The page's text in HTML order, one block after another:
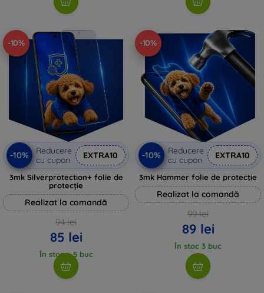
-10%
-10%
Reducere
cu cupon
EXTRA10
3mk Silverprotection+ folie de
protecție
Realizat la comandă
94 lei
85 lei
În stoc > 5 buc
-10%
-10%
Reducere
cu cupon
EXTRA10
3mk Hammer folie de protecție
Realizat la comandă
99 lei
89 lei
În stoc 3 buc